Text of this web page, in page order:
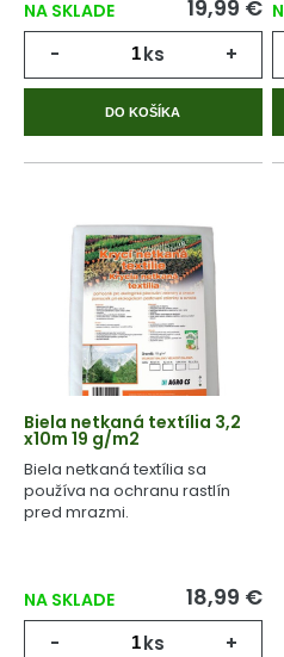
NA SKLADE 19,99 €
- ks +
DO KOŠÍKA
Biela netkaná textília 3,2
x10m 19 g/m2
Biela netkaná textília sa
používa na ochranu rastlín
pred mrazmi.
NA SKLADE 18,99 €
- ks +